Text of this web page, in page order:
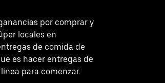
por comprar y
locales en
de comida de
es hacer entregas de
para comenzar.